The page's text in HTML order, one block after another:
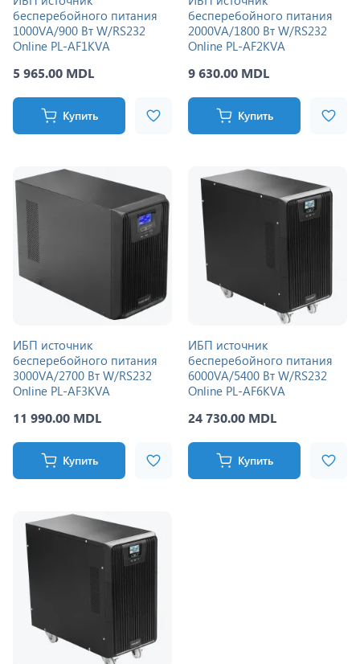
бесперебойного питания
1000VA/900 Вт W/RS232
Online PL-AF1KVA
5 965.00 MDL
Купить
бесперебойного питания
2000VA/1800 Вт W/RS232
Online PL-AF2KVA
9 630.00 MDL
Купить
ИБП источник
бесперебойного питания
3000VA/2700 Вт W/RS232
Online PL-AF3KVA
11 990.00 MDL
Купить
ИБП источник
бесперебойного питания
6000VA/5400 Вт W/RS232
Online PL-AF6KVA
24 730.00 MDL
Купить